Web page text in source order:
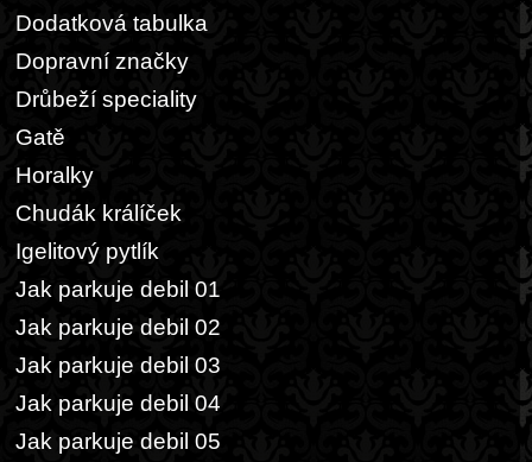
Dodatková tabulka
Dopravní značky
Drůbeží speciality
Gatě
Horalky
Chudák králíček
Igelitový pytlík
Jak parkuje debil 01
Jak parkuje debil 02
Jak parkuje debil 03
Jak parkuje debil 04
Jak parkuje debil 05